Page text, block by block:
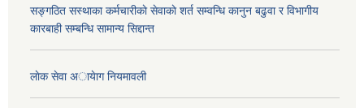
सङ्गठित सस्थाका कर्मचारीकाे सेवाकाे शर्त सम्वन्धि कानुन बढुवा र विभागीय
कारबाही सम्बन्धि सामान्य सिद्दान्त
लाेक सेवा अायेाग नियमावली